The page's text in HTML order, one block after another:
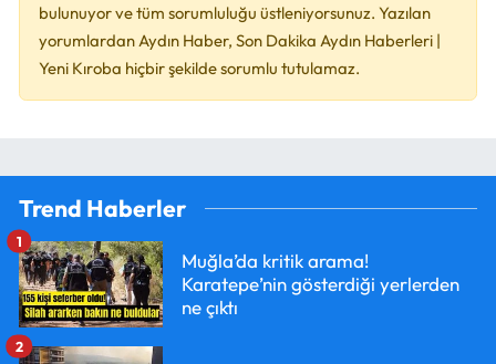
bulunuyor ve tüm sorumluluğu üstleniyorsunuz. Yazılan
yorumlardan Aydın Haber, Son Dakika Aydın Haberleri |
Yeni Kıroba hiçbir şekilde sorumlu tutulamaz.
Trend Haberler
Muğla’da kritik arama!
Karatepe’nin gösterdiği yerlerden
ne çıktı
1
2